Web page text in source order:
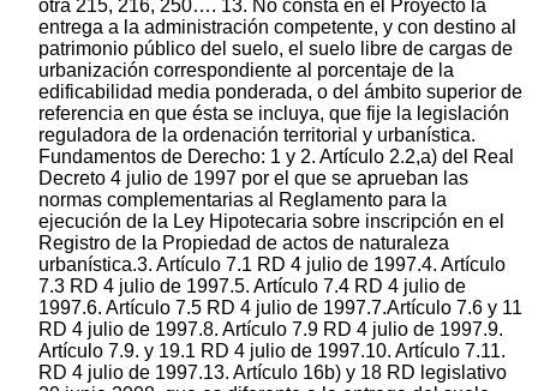
otra 215, 216, 250…. 13. No consta en el Proyecto la
entrega a la administración competente, y con destino al
patrimonio público del suelo, el suelo libre de cargas de
urbanización correspondiente al porcentaje de la
edificabilidad media ponderada, o del ámbito superior de
referencia en que ésta se incluya, que fije la legislación
reguladora de la ordenación territorial y urbanística.
Fundamentos de Derecho: 1 y 2. Artículo 2.2,a) del Real
Decreto 4 julio de 1997 por el que se aprueban las
normas complementarias al Reglamento para la
ejecución de la Ley Hipotecaria sobre inscripción en el
Registro de la Propiedad de actos de naturaleza
urbanística.3. Artículo 7.1 RD 4 julio de 1997.4. Artículo
7.3 RD 4 julio de 1997.5. Artículo 7.4 RD 4 julio de
1997.6. Artículo 7.5 RD 4 julio de 1997.7.Artículo 7.6 y 11
RD 4 julio de 1997.8. Artículo 7.9 RD 4 julio de 1997.9.
Artículo 7.9. y 19.1 RD 4 julio de 1997.10. Artículo 7.11.
RD 4 julio de 1997.13. Artículo 16b) y 18 RD legislativo